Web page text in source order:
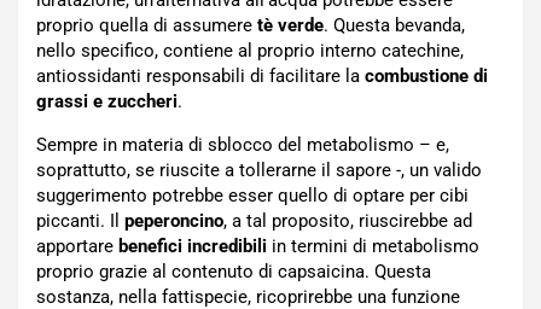
proprio quella di assumere tè verde. Questa bevanda,
nello specifico, contiene al proprio interno catechine,
antiossidanti responsabili di facilitare la combustione di
grassi e zuccheri.
Sempre in materia di sblocco del metabolismo – e,
soprattutto, se riuscite a tollerarne il sapore -, un valido
suggerimento potrebbe esser quello di optare per cibi
piccanti. Il peperoncino, a tal proposito, riuscirebbe ad
apportare benefici incredibili in termini di metabolismo
proprio grazie al contenuto di capsaicina. Questa
sostanza, nella fattispecie, ricoprirebbe una funzione